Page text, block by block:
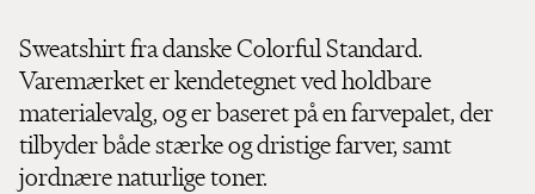
Sweatshirt fra danske Colorful Standard.
Varemærket er kendetegnet ved holdbare
materialevalg, og er baseret på en farvepalet, der
tilbyder både stærke og dristige farver, samt
jordnære naturlige toner.